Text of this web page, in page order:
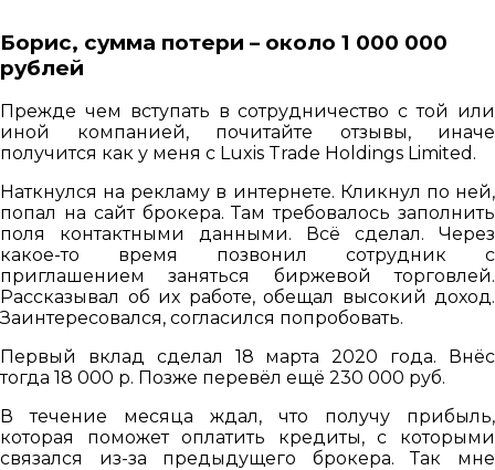
Борис, сумма потери – около 1 000 000
рублей
Прежде чем вступать в сотрудничество с той или
иной компанией, почитайте отзывы, иначе
получится как у меня с Luxis Trade Holdings Limited.
Наткнулся на рекламу в интернете. Кликнул по ней,
попал на сайт брокера. Там требовалось заполнить
поля контактными данными. Всё сделал. Через
какое-то время позвонил сотрудник с
приглашением заняться биржевой торговлей.
Рассказывал об их работе, обещал высокий доход.
Заинтересовался, согласился попробовать.
Первый вклад сделал 18 марта 2020 года. Внёс
тогда 18 000 р. Позже перевёл ещё 230 000 руб.
В течение месяца ждал, что получу прибыль,
которая поможет оплатить кредиты, с которыми
связался из-за предыдущего брокера. Так мне